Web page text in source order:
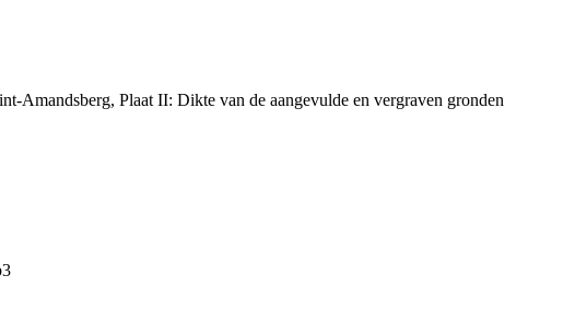
Amandsberg, Plaat II: Dikte van de aangevulde en vergraven gronden